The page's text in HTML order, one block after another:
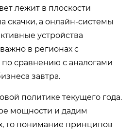
лежит в плоскости
скачки, а онлайн-системы
устройства
в регионах с
по сравнению с аналогами
завтра.
политике текущего года.
мощности и дадим
то понимание принципов